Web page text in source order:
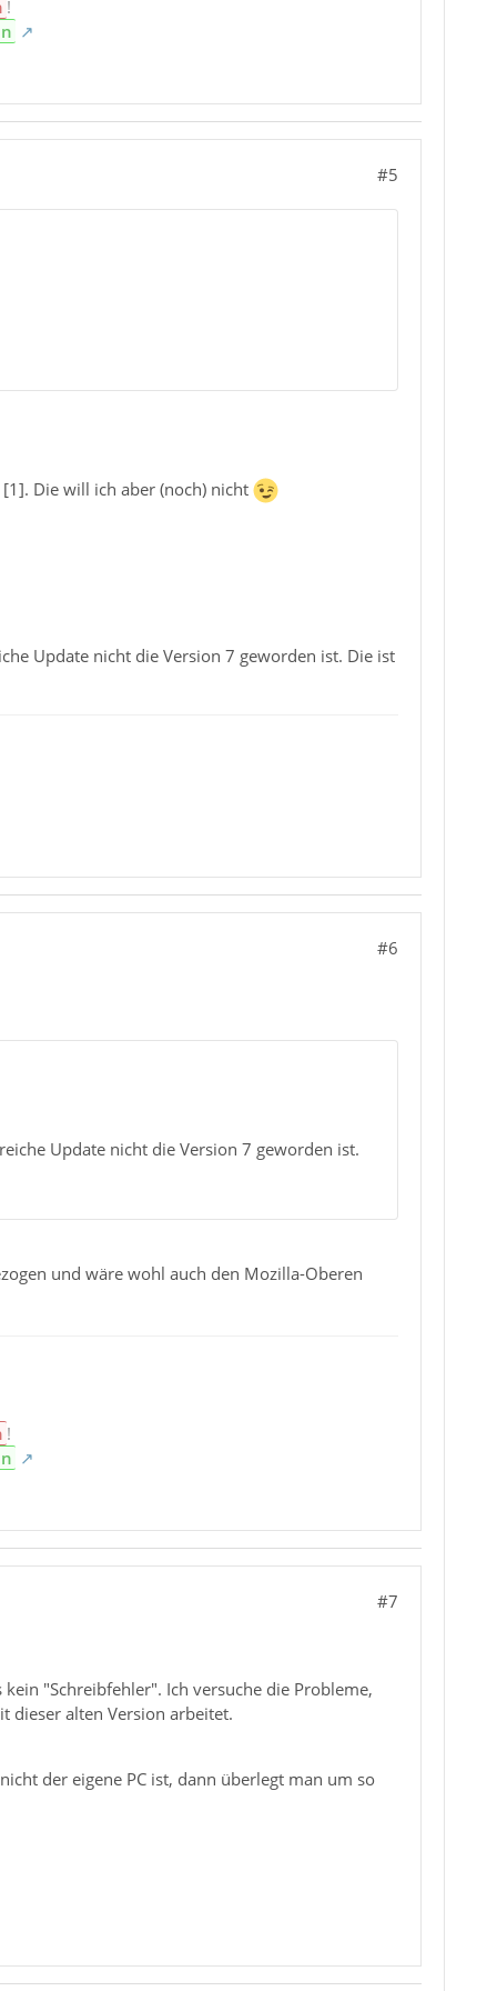
!
#5
Die will ich aber (noch) nicht
Update nicht die Version 7 geworden ist. Die ist
#6
Update nicht die Version 7 geworden ist.
und wäre wohl auch den Mozilla-Oberen
!
#7
"Schreibfehler". Ich versuche die Probleme,
dieser alten Version arbeitet.
der eigene PC ist, dann überlegt man um so